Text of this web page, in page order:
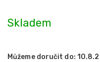
Skladem
Můžeme doručit do: